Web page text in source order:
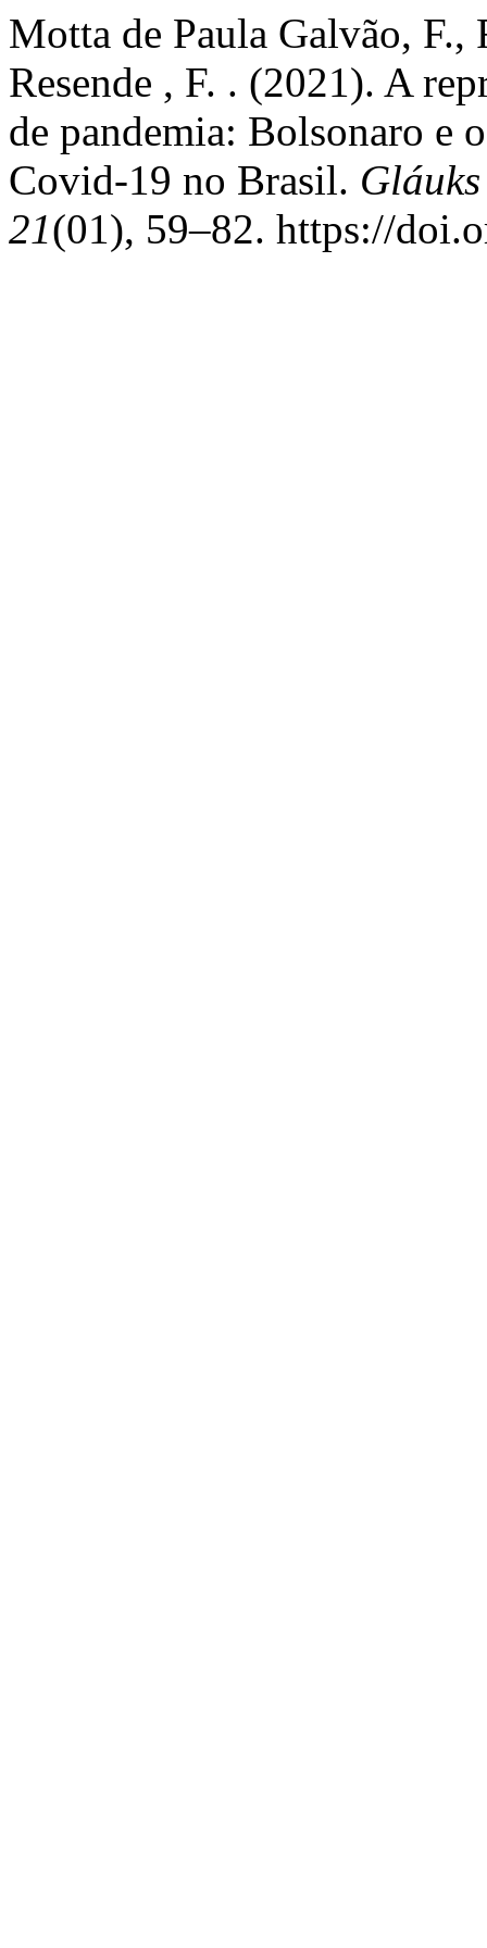
Motta de Paula Galvão, F.,
Resende , F. . (2021). A
de pandemia: Bolsonaro e
Covid-19 no Brasil.
21(01), 59–82. https://